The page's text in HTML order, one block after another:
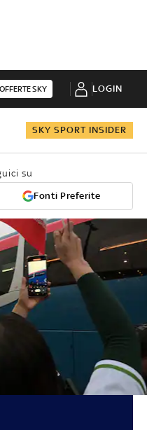
OFFERTE SKY LOGIN
SKY SPORT INSIDER
su
Fonti Preferite